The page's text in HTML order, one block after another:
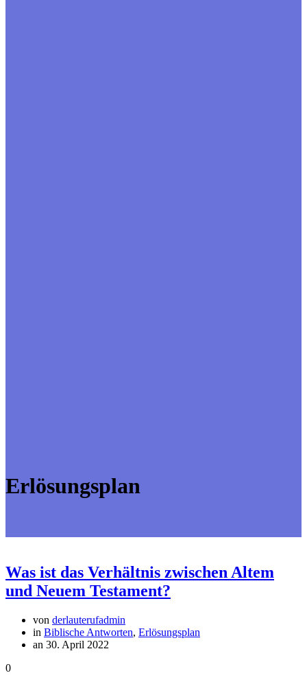
Erlösungsplan
Was ist das Verhältnis zwischen Altem
und Neuem Testament?
von derlauterufadmin
in Biblische Antworten, Erlösungsplan
an 30. April 2022
0